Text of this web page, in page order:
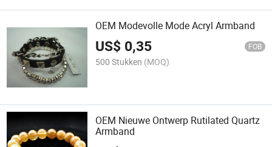
OEM Modevolle Mode Acryl Armband
US$ 0,35 FOB
500 Stukken (MOQ)
OEM Nieuwe Ontwerp Rutilated Quartz
Armband